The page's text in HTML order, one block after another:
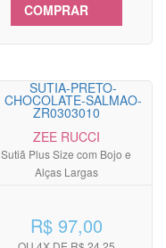
COMPRAR
ZEE RUCCI
Sutiã Plus Size com Bojo e
Alças Largas
R$ 97,00